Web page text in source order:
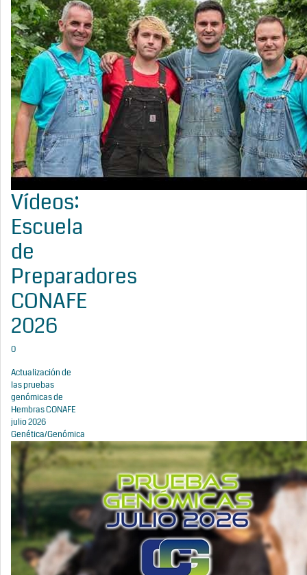
Vídeos:
Escuela
de
Preparadores
CONAFE
2026
0
Actualización de
las pruebas
genómicas de
Hembras CONAFE
julio 2026
Genética/Genómica